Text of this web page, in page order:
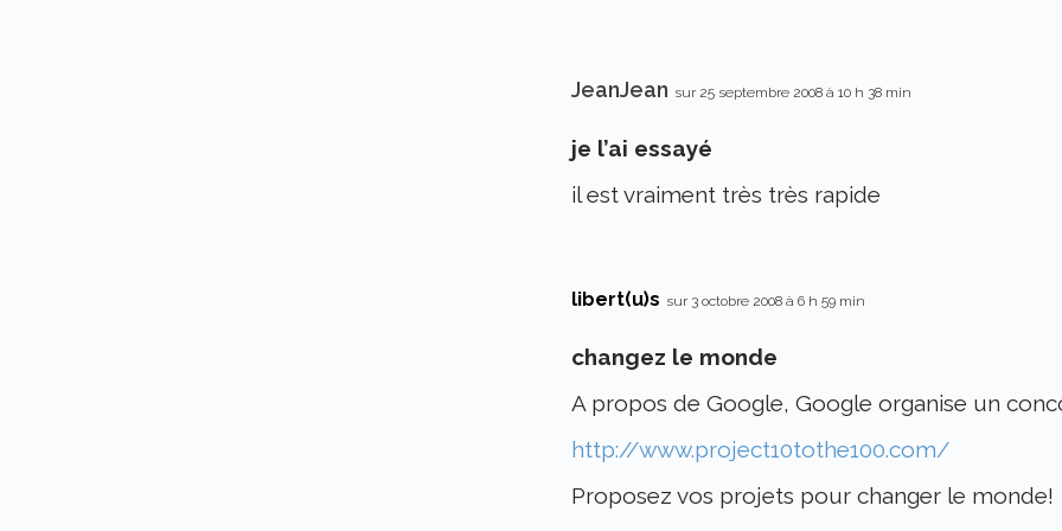
JeanJean sur 25 septembre 2008 à 10 h 38 min
je l’ai essayé
il est vraiment très très rapide
libert(u)s sur 3 octobre 2008 à 6 h 59 min
changez le monde
A propos de Google, Google organise un
http://www.project10tothe100.com/
Proposez vos projets pour changer le monde!